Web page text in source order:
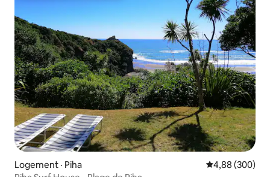
Logement · Piha Note
4,88 (300)